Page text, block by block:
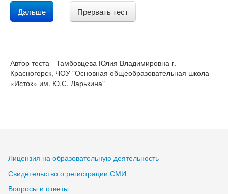
Дальше Прервать тест
Автор теста - Тамбовцева Юлия Владимировна г.
Красногорск, ЧОУ "Основная общеобразовательная школа
«Исток» им. Ю.С. Ларькина"
Лицензия на образовательную деятельность
Свидетельство о регистрации СМИ
Вопросы и ответы